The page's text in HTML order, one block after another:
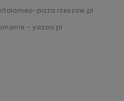
pizza.rzeszow.pl
- yazoo.pl